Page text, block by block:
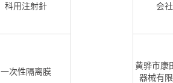
科用注射針
会社
一次性隔离膜
黄骅市康
器械有